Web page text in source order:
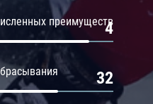
преимуществ
4
32